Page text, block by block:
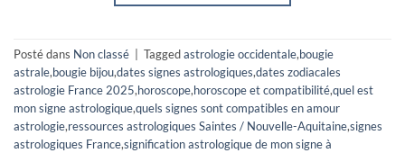
Posté dans Non classé Taggedastrologie occidentale,bougie
astrale,bougie bijou,dates signes astrologiques,dates zodiacales
astrologie France 2025,horoscope,horoscope et compatibilité,quel est
mon signe astrologique,quels signes sont compatibles en amour
astrologie,ressources astrologiques Saintes / Nouvelle-Aquitaine,signes
astrologiques France,signification astrologique de mon signe à